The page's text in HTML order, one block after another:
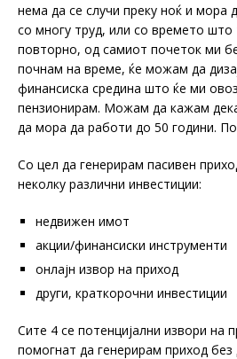
нема да се случи преку ноќ и мора
со многу труд, или со времето
повторно, од самиот почеток ми
почнам на време, ќе можам да
финансиска средина што ќе ми
пензионирам. Можам да кажам
да мора да работи до 50 години.
Со цел да генерирам пасивен
неколку различни инвестиции:
недвижен имот
акции/финансиски инструменти
онлајн извор на приход
други, краткорочни инвестиции
Сите 4 се потенцијални извори на
помогнат да генерирам приход